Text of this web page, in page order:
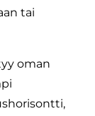
tai
oman